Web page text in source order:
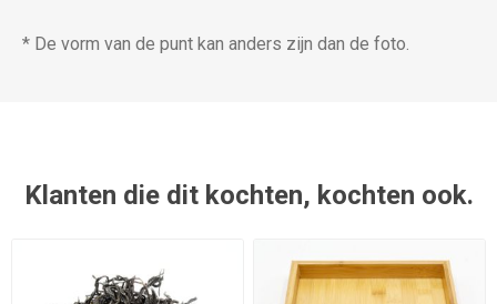
* De vorm van de punt kan anders zijn dan de foto.
Klanten die dit kochten, kochten ook.